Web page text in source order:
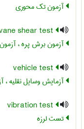
آزمون تک محوری
آزمون برش پره ،
آزمایش وسایل نقلیه ،
تست لرزه